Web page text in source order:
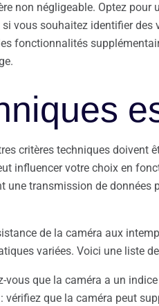
non négligeable. Optez
vous souhaitez identifier des
fonctionnalités
critères techniques doivent
influencer votre choix en
une transmission de données
de la caméra aux
variées. Voici une liste
vous que la caméra a un
que la caméra peut